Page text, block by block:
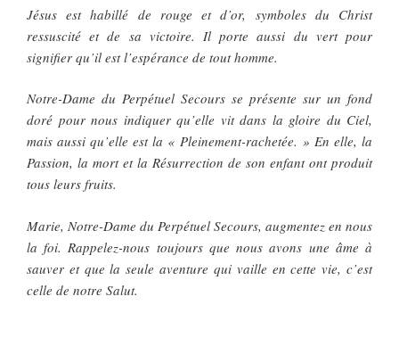
Jésus est habillé de rouge et d’or, symboles du Christ
ressuscité et de sa victoire. Il porte aussi du vert pour
signifier qu’il est l’espérance de tout homme.
Notre-Dame du Perpétuel Secours se présente sur un fond
doré pour nous indiquer qu’elle vit dans la gloire du Ciel,
mais aussi qu’elle est la « Pleinement-rachetée. » En elle, la
Passion, la mort et la Résurrection de son enfant ont produit
tous leurs fruits.
Marie, Notre-Dame du Perpétuel Secours, augmentez en nous
la foi. Rappelez-nous toujours que nous avons une âme à
sauver et que la seule aventure qui vaille en cette vie, c’est
celle de notre Salut.